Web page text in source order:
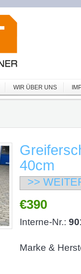
WIR ÜBER UNS
40cm
>>
€390
Interne-Nr.:
Marke &